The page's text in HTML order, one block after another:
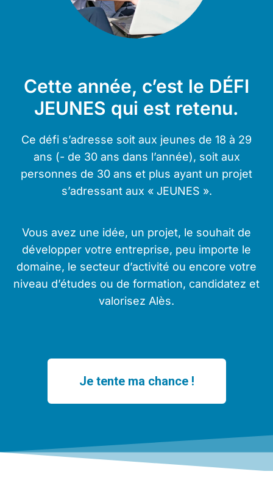
Cette année, c’est le DÉFI
JEUNES qui est retenu.
Ce défi s’adresse soit aux jeunes de 18 à 29
ans (- de 30 ans dans l’année), soit aux
personnes de 30 ans et plus ayant un projet
s’adressant aux « JEUNES ».
Vous avez une idée, un projet, le souhait de
développer votre entreprise, peu importe le
domaine, le secteur d’activité ou encore votre
niveau d’études ou de formation, candidatez et
valorisez Alès.
Je tente ma chance !